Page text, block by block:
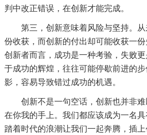
判中改正错误，在创新才能完成。
第三，创新意味着风险与坚持。
份收获，而创新的付出却可能收获一
创新者而言，成功是一种考验，失败
于成功的辉煌，往往可能停歇前进的
影，容易导致错过成功的机遇。
创新不是一句空话，创新也并非
在你我的手上。我们都应该成为一名具
踏着时代的浪潮让我们一起奔腾，插